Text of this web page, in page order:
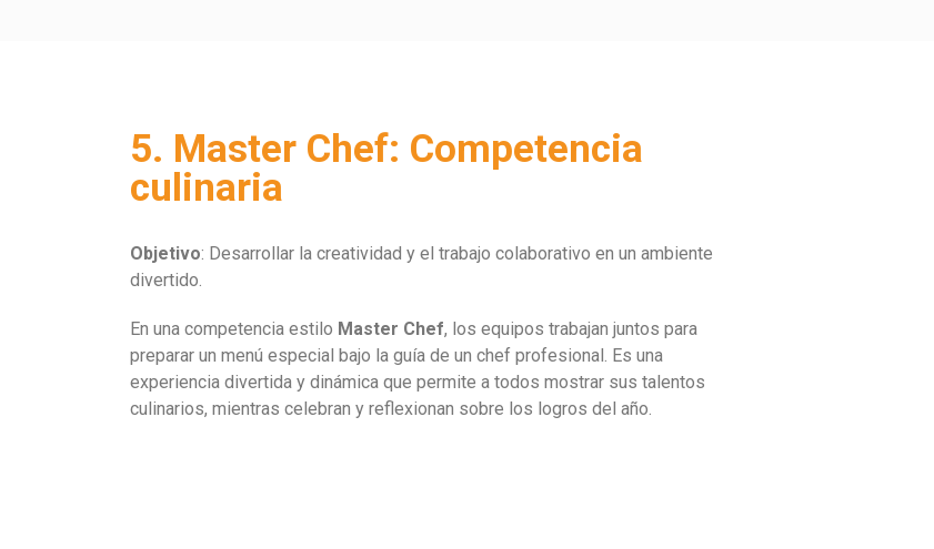
5. Master Chef: Competencia
culinaria
Objetivo: Desarrollar la creatividad y el trabajo colaborativo en un ambiente
divertido.
En una competencia estilo Master Chef, los equipos trabajan juntos para
preparar un menú especial bajo la guía de un chef profesional. Es una
experiencia divertida y dinámica que permite a todos mostrar sus talentos
culinarios, mientras celebran y reflexionan sobre los logros del año.